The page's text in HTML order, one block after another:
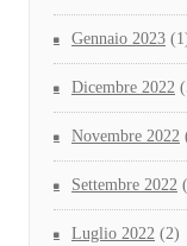
Gennaio 2023
Dicembre 2022
Novembre 2022
Settembre 2022
Luglio 2022 (2)